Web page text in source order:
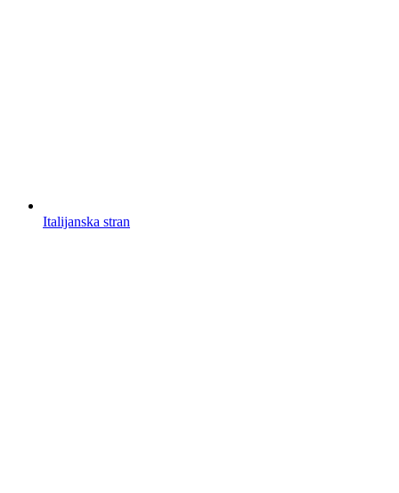
Italijanska stran